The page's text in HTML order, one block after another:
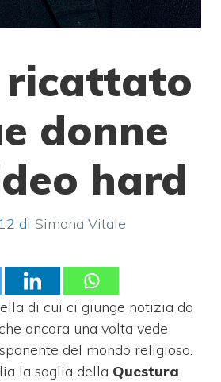
ricattato
donne
hard
di Simona Vitale
di cui ci giunge notizia da
ancora una volta vede
del mondo religioso.
la soglia della Questura